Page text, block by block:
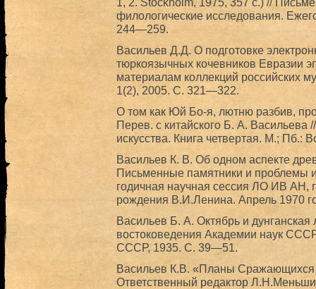
филологические исследования.
244—259.
Васильев Д.Д. О подготовке
тюркоязычных кочевников Евразии
материалам коллекций российских
1(2), 2005. С. 321—322.
О том как Юй Бо-я, лютню разбив,
Перев. с китайского Б. А. Васильева
искусства. Книга четвертая. М.;
Васильев К. В. Об одном аспекте
Письменные памятники и проблемы
годичная научная сессия ЛО ИВ АН,
рождения В.И.Ленина. Апрель 1970
Васильев Б. А. Октябрь и дунганская
востоковедения Академии наук
СССР, 1935. С. 39—51.
Васильев К.В. «Планы Сражающихся
Ответственный редактор